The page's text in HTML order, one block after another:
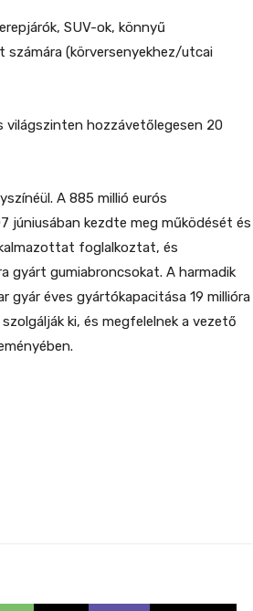
SUV-ok, könnyű
(körversenyekhez/utcai
világszinten hozzávetőlegesen 20
A 885 millió eurós
júniusában kezdte meg működését és
foglalkoztat, és
gyárt gumiabroncsokat. A harmadik
gyár éves gyártókapacitása 19 millióra
ki, és megfelelnek a vezető